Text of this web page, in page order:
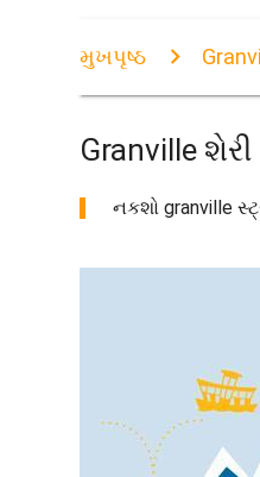
મુખપૃષ્ઠ
Granville
નકશો granville